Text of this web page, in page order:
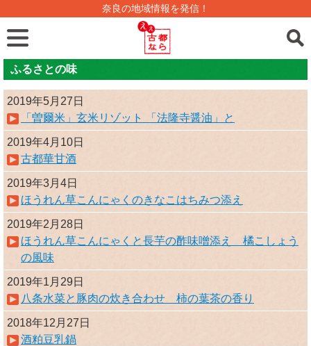
奈良の地域情報を発信！
ふるさとの味
2019年5月27日
「曽爾米」玄米リゾット 「法隆寺醤油」と
2019年4月10日
古都華甘酒
2019年3月4日
ほうれん草こんにゃくのきなこはちみつ添え
2019年2月28日
ほうれん草こんにゃくと長芋の酢味噌添え 橘こしょう
の風味
2019年1月29日
八条水菜と豚肉の炊き合わせ 柿の葉茶の香り
2018年12月27日
酒粕豆乳鍋